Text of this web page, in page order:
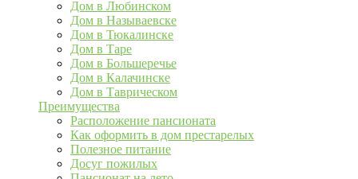
Дом в Любинском
Дом в Называевске
Дом в Тюкалинске
Дом в Таре
Дом в Большеречье
Дом в Калачинске
Дом в Таврическом
Преимущества
Расположение пансионата
Как оформить в дом престарелых
Полезное питание
Досуг пожилых